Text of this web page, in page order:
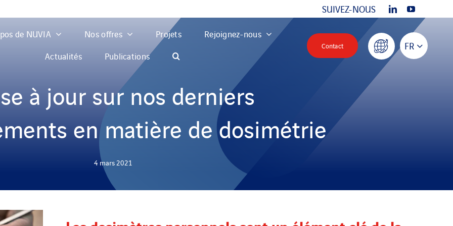
SUIVEZ-NOUS
de NUVIA Nos offres Projets
Rejoignez-nous
Actualités
Publications
FR
Contact
à jour sur nos derniers
en matière de dosimétrie
4 mars 2021